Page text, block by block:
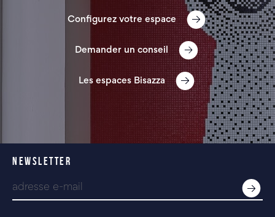
Configurez votre espace
Demander un conseil
Les espaces Bisazza
NEWSLETTER